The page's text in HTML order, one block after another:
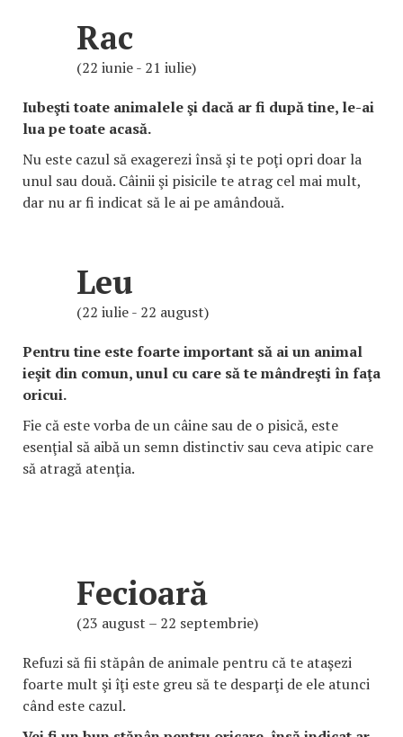
Rac
(22 iunie - 21 iulie)
Iubeşti toate animalele şi dacă ar fi după tine, le-ai
lua pe toate acasă.
Nu este cazul să exagerezi însă şi te poţi opri doar la
unul sau două. Câinii şi pisicile te atrag cel mai mult,
dar nu ar fi indicat să le ai pe amândouă.
Leu
(22 iulie - 22 august)
Pentru tine este foarte important să ai un animal
ieşit din comun, unul cu care să te mândreşti în faţa
oricui.
Fie că este vorba de un câine sau de o pisică, este
esenţial să aibă un semn distinctiv sau ceva atipic care
să atragă atenţia.
Fecioară
(23 august – 22 septembrie)
Refuzi să fii stăpân de animale pentru că te ataşezi
foarte mult şi îţi este greu să te desparţi de ele atunci
când este cazul.